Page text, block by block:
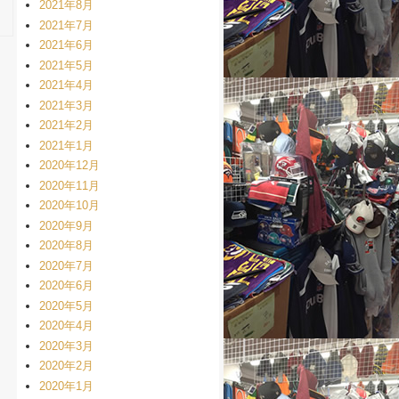
2021年8月
2021年7月
2021年6月
2021年5月
2021年4月
2021年3月
2021年2月
2021年1月
2020年12月
2020年11月
2020年10月
2020年9月
2020年8月
2020年7月
2020年6月
2020年5月
2020年4月
2020年3月
2020年2月
2020年1月